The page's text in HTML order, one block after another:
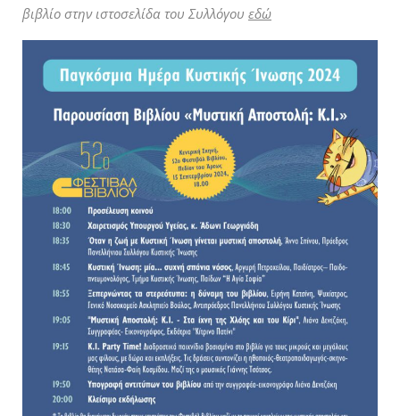
βιβλίο στην ιστοσελίδα του Συλλόγου εδώ